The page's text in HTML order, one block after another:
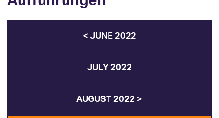
< JUNE 2022
JULY 2022
AUGUST 2022 >